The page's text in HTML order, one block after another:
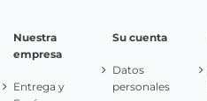
Nuestra
empresa
Entrega y
Su cuenta
Datos
personales